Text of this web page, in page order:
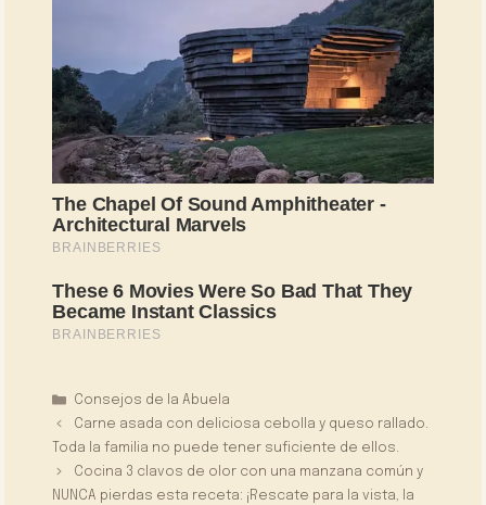
Categorías
Consejos de la Abuela
Carne asada con deliciosa cebolla y queso rallado.
Toda la familia no puede tener suficiente de ellos.
Cocina 3 clavos de olor con una manzana común y
NUNCA pierdas esta receta: ¡Rescate para la vista, la